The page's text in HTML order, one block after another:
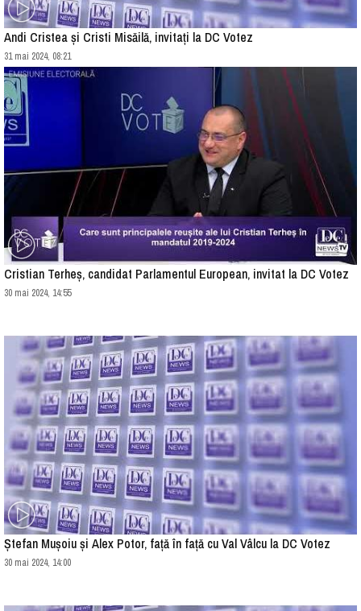
Andi Cristea și Cristi Misăilă, invitați la DC Votez
31 mai 2024, 08:21
Cristian Terheș, candidat Parlamentul European, invitat la DC Votez
30 mai 2024, 14:55
Ștefan Mușoiu și Alex Potor, față în față cu Val Vâlcu la DC Votez
30 mai 2024, 14:00